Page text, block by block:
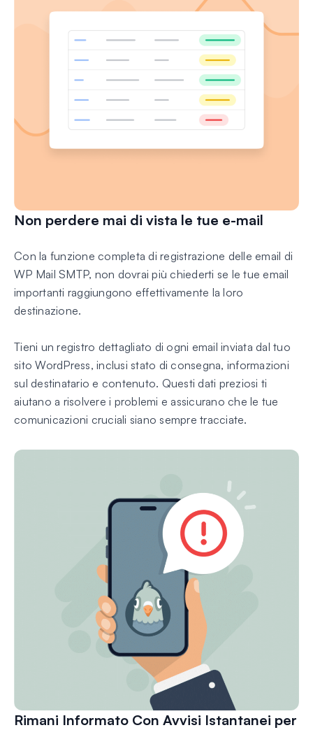
Non perdere mai di vista le tue e-mail
Con la funzione completa di registrazione delle email di
WP Mail SMTP, non dovrai più chiederti se le tue email
importanti raggiungono effettivamente la loro
destinazione.
Tieni un registro dettagliato di ogni email inviata dal tuo
sito WordPress, inclusi stato di consegna, informazioni
sul destinatario e contenuto. Questi dati preziosi ti
aiutano a risolvere i problemi e assicurano che le tue
comunicazioni cruciali siano sempre tracciate.
Rimani Informato Con Avvisi Istantanei per